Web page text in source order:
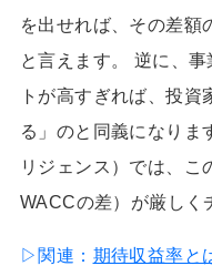
を出せれば、その差額
と言えます。 逆に、
トが高すぎれば、投
る」のと同義になりま
リジェンス）では、こ
WACCの差）が厳しく
▷関連： 期待収益率と